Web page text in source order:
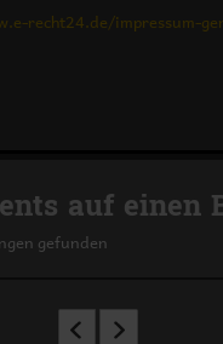
recht24.de/impressum-
auf einen
gefunden